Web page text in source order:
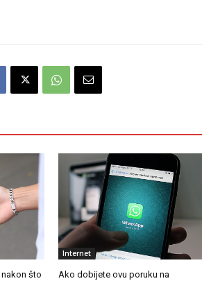
što
Internet
Ako dobijete ovu poruku na